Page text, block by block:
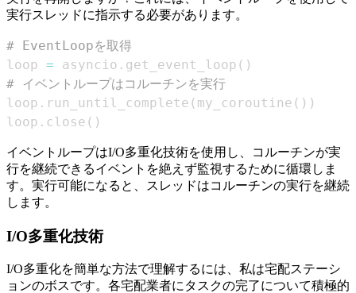
実行スレッドに指示する必要があります。
# EventLoopを取得
loop = asyncio . get_event_loop ( )
# イベントループはコルーチンを実行
loop . run_until_complete ( my_coroutine ( ) )
loop . close ( )
イベントループはI/O多重化技術を使用し、コルーチンが実
行を継続できるイベントを絶えず監視するために循環しま
す。実行可能になると、スレッドはコルーチンの実行を継続
します。
I/O多重化技術
I/O多重化を簡単な方法で理解するには、私は宅配ステーシ
ョンのボスです。各宅配業者にタスクの完了について積極的